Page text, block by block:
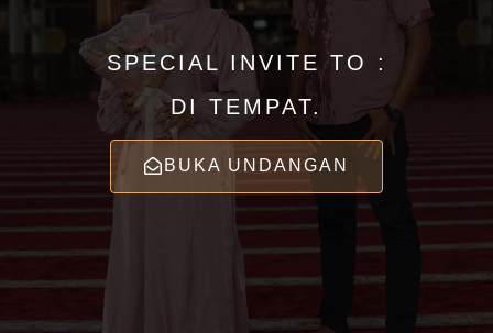
SPECIAL INVITE TO :
DI TEMPAT.
BUKA UNDANGAN